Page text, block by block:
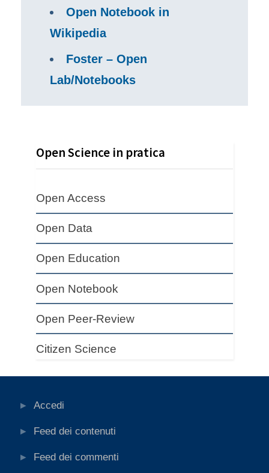
Open Notebook in
Wikipedia
Foster – Open
Lab/Notebooks
Open Science in pratica
Open Access
Open Data
Open Education
Open Notebook
Open Peer-Review
Citizen Science
Accedi
Feed dei contenuti
Feed dei commenti